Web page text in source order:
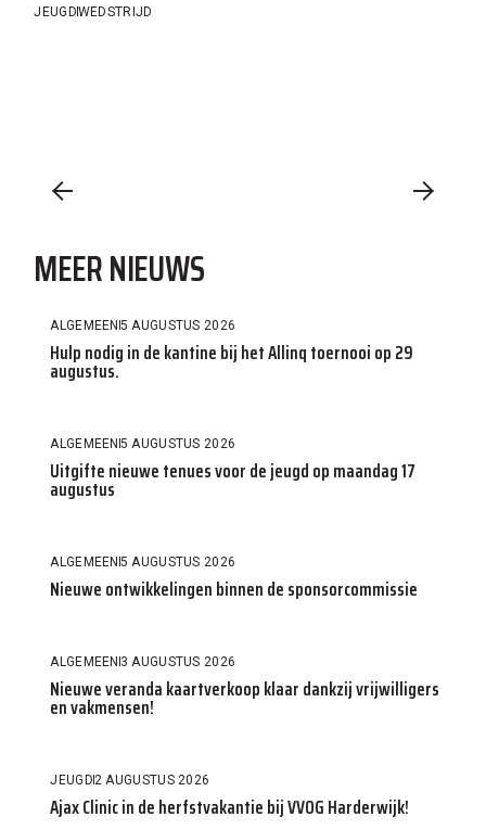
JEUGDWEDSTRIJD
MEER NIEUWS
ALGEMEEN 5 AUGUSTUS 2026
Hulp nodig in de kantine bij het Allinq toernooi op 29
augustus.
ALGEMEEN 5 AUGUSTUS 2026
Uitgifte nieuwe tenues voor de jeugd op maandag 17
augustus
ALGEMEEN 5 AUGUSTUS 2026
Nieuwe ontwikkelingen binnen de sponsorcommissie
ALGEMEEN 3 AUGUSTUS 2026
Nieuwe veranda kaartverkoop klaar dankzij vrijwilligers
en vakmensen!
JEUGD2 AUGUSTUS 2026
Ajax Clinic in de herfstvakantie bij VVOG Harderwijk!